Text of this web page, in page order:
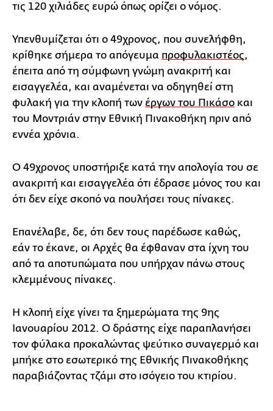
τις 120 χιλιάδες ευρώ όπως ορίζει ο νόμος.
Υπενθυμίζεται ότι ο 49χρονος, που συνελήφθη,
κρίθηκε σήμερα το απόγευμα προφυλακιστέος,
έπειτα από τη σύμφωνη γνώμη ανακριτή και
εισαγγελέα, και αναμένεται να οδηγηθεί στη
φυλακή για την κλοπή των έργων του Πικάσο και
του Μοντριάν στην Εθνική Πινακοθήκη πριν από
εννέα χρόνια.
Ο 49χρονος υποστήριξε κατά την απολογία του σε
ανακριτή και εισαγγελέα ότι έδρασε μόνος του και
ότι δεν είχε σκοπό να πουλήσει τους πίνακες.
Επανέλαβε, δε, ότι δεν τους παρέδωσε καθώς,
εάν το έκανε, οι Αρχές θα έφθαναν στα ίχνη του
από τα αποτυπώματα που υπήρχαν πάνω στους
κλεμμένους πίνακες.
Η κλοπή είχε γίνει τα ξημερώματα της 9ης
Ιανουαρίου 2012. Ο δράστης είχε παραπλανήσει
τον φύλακα προκαλώντας ψεύτικο συναγερμό και
μπήκε στο εσωτερικό της Εθνικής Πινακοθήκης
παραβιάζοντας τζάμι στο ισόγειο του κτιρίου.